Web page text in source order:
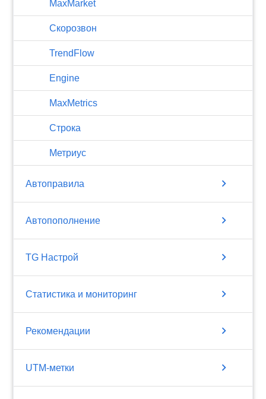
MaxMarket
Скорозвон
TrendFlow
Engine
MaxMetrics
Строка
Метриус
Автоправила chevron_right
Автопополнение chevron_right
TG Настрой chevron_right
Статистика и мониторинг chevron_right
Рекомендации chevron_right
UTM-метки chevron_right